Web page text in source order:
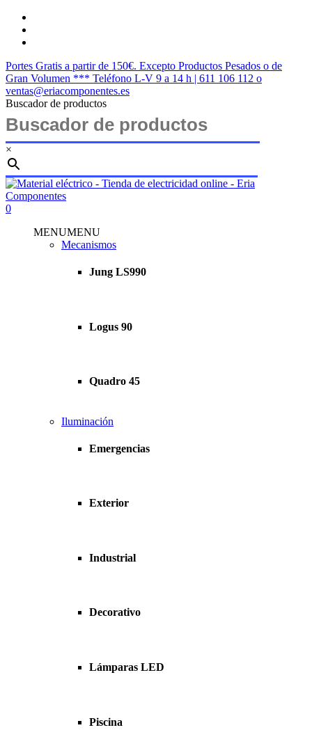
Skip
main
Portes Gratis a partir de 150€. Excepto Productos Pesados o de
Gran Volumen *** Teléfono L-V 9 a 14 h | 611 106 112 o
ventas@eriacomponentes.es
Buscador de productos
×
Close
Search
search
account
0
MENUMENU
Mecanismos
Jung LS990
Logus 90
Quadro 45
Iluminación
Emergencias
Exterior
Industrial
Decorativo
Lámparas LED
Piscina